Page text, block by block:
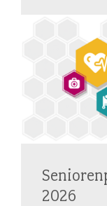
2026